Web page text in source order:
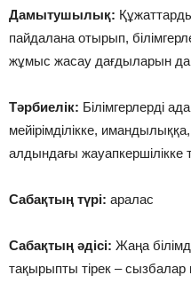
Дамытушылық:
пайдалана отырып,
жұмыс жасау дағдыларын
Тәрбиелік: Білімгерлерді
мейірімділікке,
алдындағы жауапкершілікке
Сабақтың түрі: аралас
Сабақтың әдісі: Жаңа
тақырыпты тірек – сызбалар